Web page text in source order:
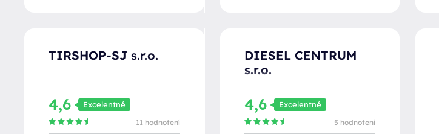
TIRSHOP-SJ s.r.o.
4,6 Excelentné
11 hodnotení
DIESEL CENTRUM
s.r.o.
4,6 Excelentné
5 hodnotení